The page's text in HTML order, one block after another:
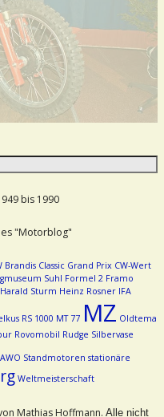
bis 1990
"Motorblog"
Brandis Classic Grand Prix CW-Wert
Suhl Formel 2 Framo
Harald Sturm Heinz Rosner IFA
RS 1000 MT 77 MZ Oldtema
Rovomobil Rudge Silbervase
Standmotoren stationäre
Weltmeisterschaft
Mathias Hoffmann. Alle nicht